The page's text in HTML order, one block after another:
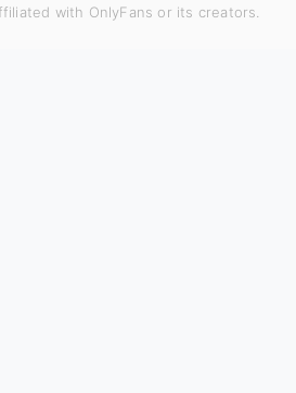
with OnlyFans or its creators.